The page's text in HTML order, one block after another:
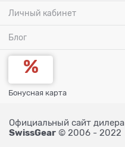
Личный кабинет
Блог
Бонусная карта
Официальный сайт дилера
SwissGear © 2006 - 2022